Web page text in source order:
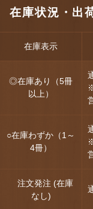
在庫状況・出
在庫表示
◎在庫あり（5冊
以上）
○在庫わずか（1～
4冊）
注文発注 (在庫
なし)